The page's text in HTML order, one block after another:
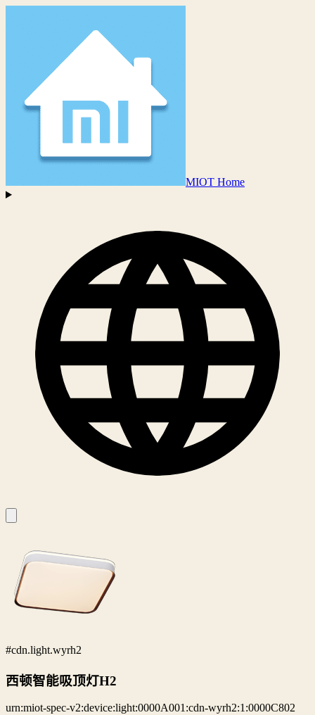
MIOT Home
#cdn.light.wyrh2
西顿智能吸顶灯H2
urn:miot-spec-v2:device:light:0000A001:cdn-wyrh2:1:0000C802